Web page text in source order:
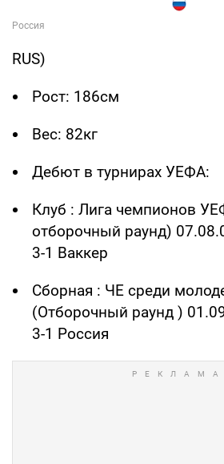
RUS)
Рост: 186см
Вес: 82кг
Дебют в турнирах УЕФА:
Клуб : Лига чемпионов
отборочный раунд)
3-1 Ваккер
Сборная : ЧЕ среди
(Отборочный раунд )
3-1 Россия